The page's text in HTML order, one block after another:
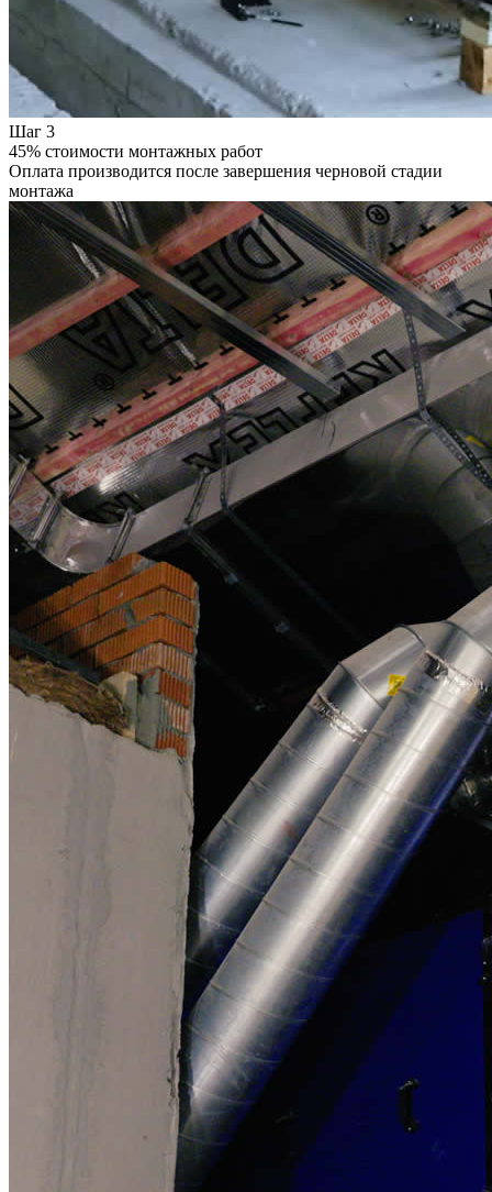
Шаг 3
45% стоимости монтажных работ
Оплата производится после завершения черновой стадии
монтажа